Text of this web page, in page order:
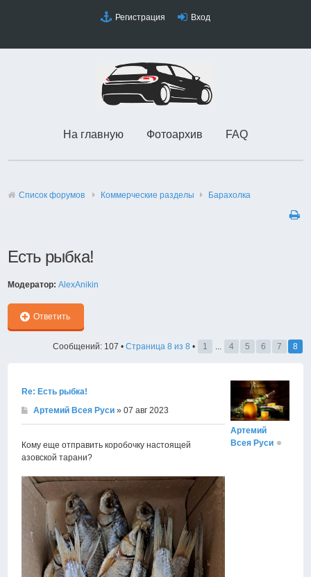
Регистрация Вход
На главную Фотоархив FAQ
Список форумов Коммерческие разделы Барахолка
Есть рыбка!
Модератор: AlexAnikin
Ответить
Сообщений: 107 • Страница 8 из 8 • 1 ... 4 5 6 7 8
Re: Есть рыбка!
Артемий Всея Руси » 07 авг 2023
Кому еще отправить коробочку настоящей
азовской тарани?
Артемий
Всея Руси